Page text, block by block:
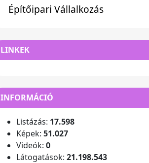
Építőipari Vállalkozás
LINKEK
INFORMÁCIÓ
Listázás: 17.598
Képek: 51.027
Videók: 0
Látogatások: 21.198.543